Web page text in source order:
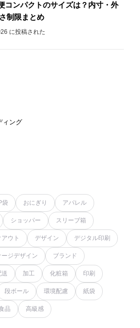
コンパクトのサイズは？内寸・外
制限まとめ
に投稿された
ィング
袋 おにぎり アパレル
ショッパー スリーブ箱
ウト デザイン デジタル印刷
ジデザイン ブランド
送 加工 化粧箱 印刷
段ボール 環境配慮 紙袋
品 高級感